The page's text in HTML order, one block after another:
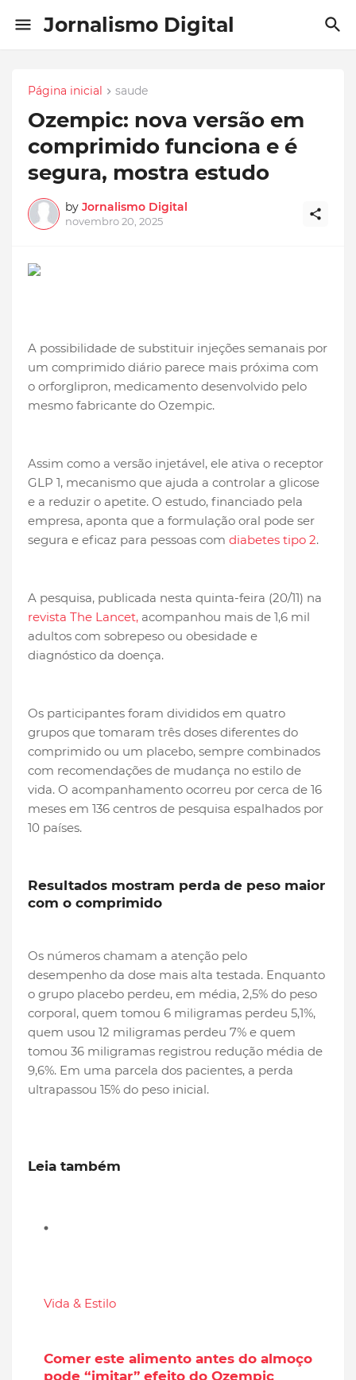
Jornalismo Digital
Página inicial saude
Ozempic: nova versão em
comprimido funciona e é
segura, mostra estudo
by Jornalismo Digital
novembro 20, 2025
A possibilidade de substituir injeções semanais por
um comprimido diário parece mais próxima com
o orforglipron, medicamento desenvolvido pelo
mesmo fabricante do Ozempic.
Assim como a versão injetável, ele ativa o receptor
GLP 1, mecanismo que ajuda a controlar a glicose
e a reduzir o apetite. O estudo, financiado pela
empresa, aponta que a formulação oral pode ser
segura e eficaz para pessoas com diabetes tipo 2.
A pesquisa, publicada nesta quinta-feira (20/11) na
revista The Lancet, acompanhou mais de 1,6 mil
adultos com sobrepeso ou obesidade e
diagnóstico da doença.
Os participantes foram divididos em quatro
grupos que tomaram três doses diferentes do
comprimido ou um placebo, sempre combinados
com recomendações de mudança no estilo de
vida. O acompanhamento ocorreu por cerca de 16
meses em 136 centros de pesquisa espalhados por
10 países.
Resultados mostram perda de peso maior
com o comprimido
Os números chamam a atenção pelo
desempenho da dose mais alta testada. Enquanto
o grupo placebo perdeu, em média, 2,5% do peso
corporal, quem tomou 6 miligramas perdeu 5,1%,
quem usou 12 miligramas perdeu 7% e quem
tomou 36 miligramas registrou redução média de
9,6%. Em uma parcela dos pacientes, a perda
ultrapassou 15% do peso inicial.
Leia também
Vida & Estilo
Comer este alimento antes do almoço
pode “imitar” efeito do Ozempic